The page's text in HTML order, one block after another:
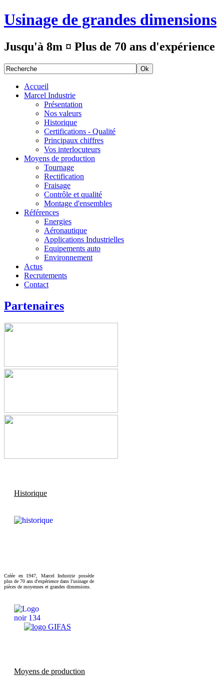
Usinage de grandes dimensions
Jusqu'à 8m ¤ Plus de 70 ans d'expérience
Accueil
Marcel Industrie
Présentation
Nos valeurs
Historique
Certifications - Qualité
Principaux chiffres
Vos interlocuteurs
Moyens de production
Tournage
Rectification
Fraisage
Contrôle et qualité
Montage d'ensembles
Références
Energies
Aéronautique
Applications Industrielles
Equipements auto
Environnement
Actus
Recrutements
Contact
Partenaires
Historique
Créée en 1947, Marcel Industrie possède
plus de 70 ans d'expérience dans l'usinage de
pièces de moyennes et grandes dimensions.
Moyens de production